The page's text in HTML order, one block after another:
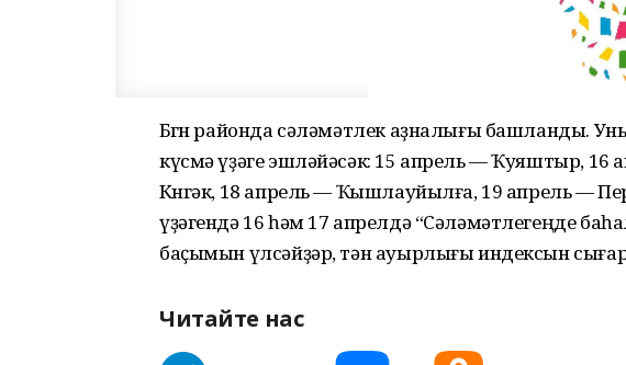
Бөгөн районда сәләмәтлек аҙналығы башланды.
күсмә үҙәге эшләйәсәк: 15 апрель — Ҡуяштыр,
Көнгәк, 18 апрель — Ҡышлауйылға, 19 апрель —
үҙәгендә 16 һәм 17 апрелдә “Сәләмәтлегеңде
баҫымын үлсәйҙәр, тән ауырлығы индексын
Читайте нас